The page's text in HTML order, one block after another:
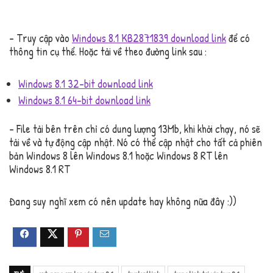
– Truy cập vào Windows 8.1 KB2871839 download linkđể có
thông tin cụ thể. Hoặc tải về theo đường link sau :
Windows 8.1 32-bit download link
Windows 8.1 64-bit download link
– File tải bên trên chỉ có dung lượng 13Mb, khi khởi chạy, nó sẽ
tải về và tự động cập nhật. Nó có thể cập nhật cho tất cả phiên
bản Windows 8 lên Windows 8.1 hoặc Windows 8 RT lên
Windows 8.1 RT
Đang suy nghĩ xem có nên update hay không nữa đây :))